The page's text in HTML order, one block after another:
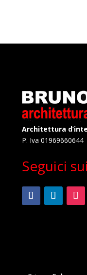
Architettura
P. Iva 01969660644
Seguici